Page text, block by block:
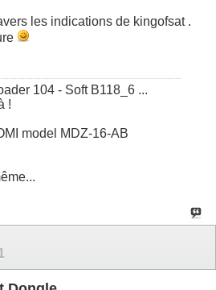
les indications de kingofsat .
104 - Soft B118_6 ...
!
model MDZ-16-AB